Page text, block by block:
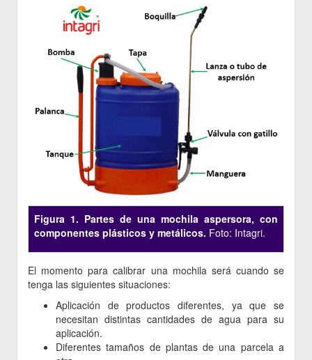
Figura 1. Partes de una mochila aspersora, con
componentes plásticos y metálicos. Foto: Intagri.
El momento para calibrar una mochila será cuando se
tenga las siguientes situaciones:
Aplicación de productos diferentes, ya que se
necesitan distintas cantidades de agua para su
aplicación.
Diferentes tamaños de plantas de una parcela a